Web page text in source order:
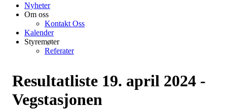
Nyheter
Om oss
Kontakt Oss
Kalender
Styremøter
Referater
Resultatliste 19. april 2024 -
Vegstasjonen